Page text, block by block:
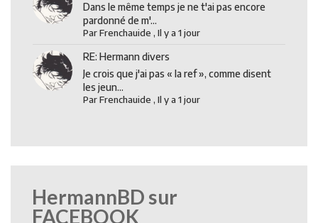
Dans le même temps je ne t'ai pas encore
pardonné de m'...
ParFrenchauide ,Il y a 1 jour
RE: Hermann divers
Je crois que j'ai pas « la ref », comme disent
les jeun...
ParFrenchauide ,Il y a 1 jour
HermannBD sur
FACEBOOK